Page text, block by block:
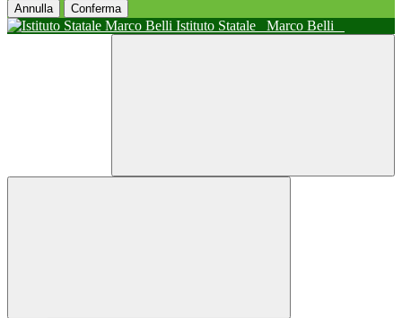
Annulla Conferma
Istituto Statale Marco Belli